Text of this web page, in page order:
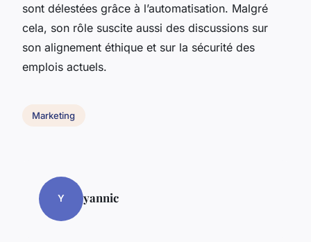
sont délestées grâce à l’automatisation. Malgré
cela, son rôle suscite aussi des discussions sur
son alignement éthique et sur la sécurité des
emplois actuels.
Marketing
Y yannic